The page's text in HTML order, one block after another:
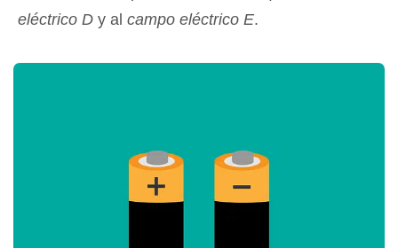
eléctrico D y al campo eléctrico E.